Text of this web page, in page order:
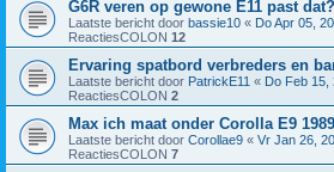
G6R veren op gewone E11 past dat?
Laatste bericht door bassie10 « Do Apr 05,
ReactiesCOLON 12
Ervaring spatbord verbreders en
Laatste bericht door PatrickE11 « Do Feb 15,
ReactiesCOLON 2
Max ich maat onder Corolla E9 1989
Laatste bericht door Corollae9 « Vr Jan 26,
ReactiesCOLON 7